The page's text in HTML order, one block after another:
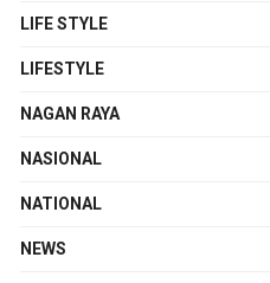
LIFE STYLE
LIFESTYLE
NAGAN RAYA
NASIONAL
NATIONAL
NEWS